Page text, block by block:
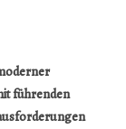
führenden